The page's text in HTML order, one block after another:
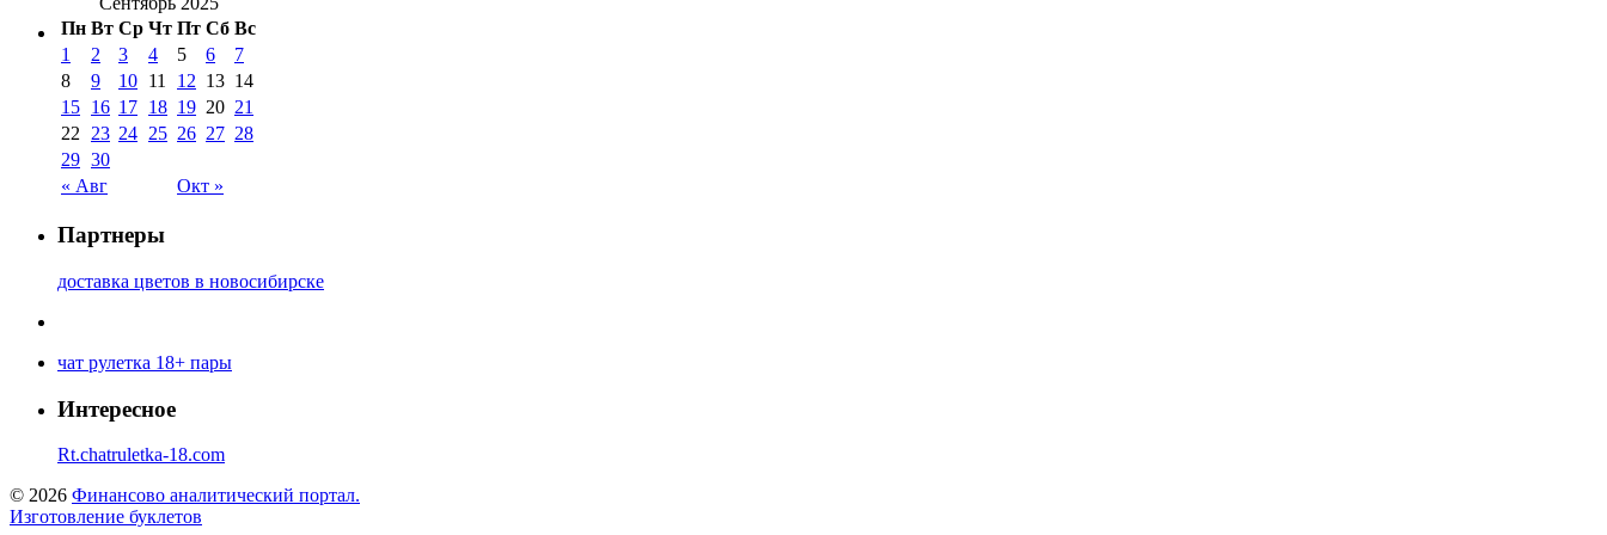
Пн Вт Ср Чт Пт Сб Вс
« Авг Окт »
1 2 3 4 5 6
7
8
9 10 11 12 13 14
15 16 17 18 19 20 21
22
23 24 25 26 27 28
29 30
Партнеры
доставка цветов в новосибирске
чат рулетка 18+ пары
Интересное
Rt.chatruletka-18.com
© 2026 Финансово аналитический портал.
Изготовление буклетов